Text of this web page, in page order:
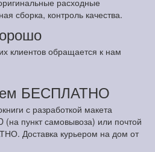
расходные
сборка, контроль качества.
клиентов обращается к нам
БЕСПЛАТНО
с разработкой макета
(на пункт самовывоза) или почтой
Доставка курьером на дом от